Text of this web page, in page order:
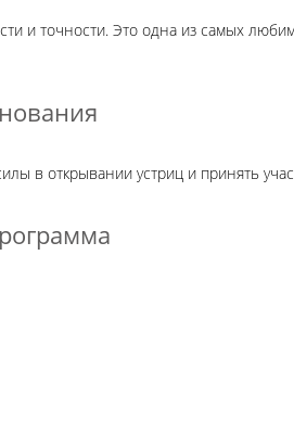
и точности. Это одна из самых
в открывании устриц и принять